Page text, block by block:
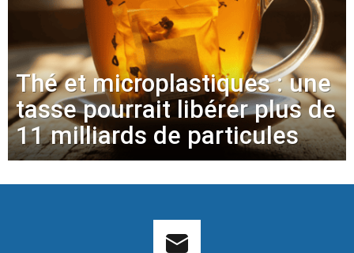
Thé et microplastiques : une
tasse pourrait libérer plus de
11 milliards de particules